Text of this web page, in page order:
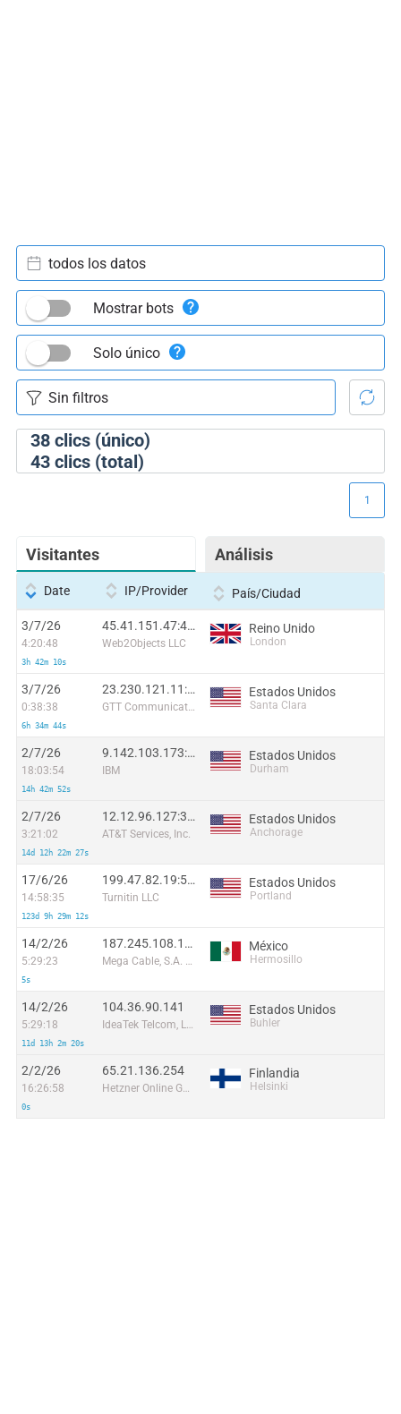
38clics (único)
43clics (total)
todos los datos
Mostrar bots
Solo único
Visitantes Análisis
1
Date IP/Provider País/Ciudad
3/7/26
4:20:48
3h 42m 10s
45.41.151.47:47800
Web2Objects LLC
Reino Unido
London
3/7/26
0:38:38
6h 34m 44s
23.230.121.11:2358
GTT Communications Inc.
Estados Unidos
Santa Clara
2/7/26
18:03:54
14h 42m 52s
9.142.103.173:63186
IBM
Estados Unidos
Durham
2/7/26
3:21:02
14d 12h 22m 27s
12.12.96.127:31328
AT&T Services, Inc.
Estados Unidos
Anchorage
17/6/26
14:58:35
123d 9h 29m 12s
199.47.82.19:59378
Turnitin LLC
Estados Unidos
Portland
14/2/26
5:29:23
5s
187.245.108.196
Mega Cable, S.A. de C.V.
México
Hermosillo
14/2/26
5:29:18
11d 13h 2m 20s
104.36.90.141
IdeaTek Telcom, LLC
Estados Unidos
Buhler
2/2/26
16:26:58
0s
65.21.136.254
Hetzner Online GmbH
Finlandia
Helsinki